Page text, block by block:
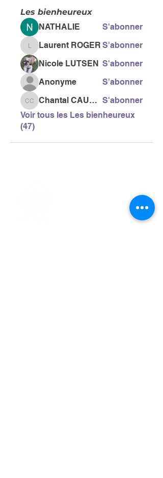
Les bienheureux
NATHALIE
S'abonner
Laurent ROGER
Laurent ROGER S'abonner
Nicole LUTSEN S'abonner
Anonyme
S'abonner
Chantal CAUSSE Chantal CAUSSE S'abonner
Voir tous les Les bienheureux
(47)